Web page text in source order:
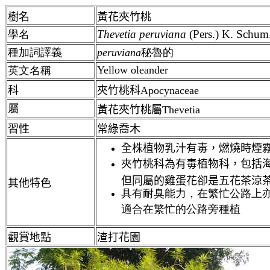
樹名
黃花夾竹桃
學名
Thevetia peruviana (Pers.) K.
種加詞譯義 peruviana秘魯的
英文名稱
Yellow oleander
科
夾竹桃科Apocynaceae
屬
黃花夾竹桃屬Thevetia
習性
常綠喬木
其他特色
全株植物乳汁有毒，燃燒時煙
夾竹桃科為有毒植物科，包括
但同屬的雞蛋花卻是五花茶涼
具有耐臭能力，在繁忙公路上
適合在繁忙的公路旁種植
觀賞地點 渣打花園